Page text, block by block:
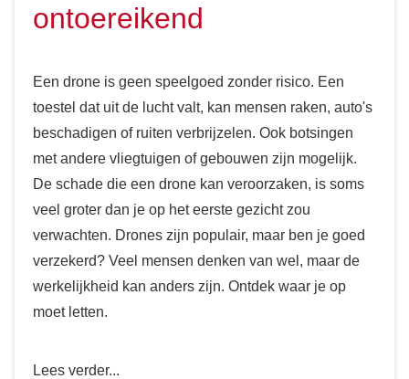
ontoereikend
Een drone is geen speelgoed zonder risico. Een
toestel dat uit de lucht valt, kan mensen raken, auto's
beschadigen of ruiten verbrijzelen. Ook botsingen
met andere vliegtuigen of gebouwen zijn mogelijk.
De schade die een drone kan veroorzaken, is soms
veel groter dan je op het eerste gezicht zou
verwachten. Drones zijn populair, maar ben je goed
verzekerd? Veel mensen denken van wel, maar de
werkelijkheid kan anders zijn. Ontdek waar je op
moet letten.
Lees verder...